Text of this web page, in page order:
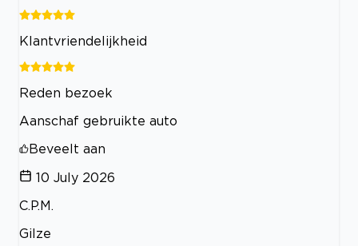
Klantvriendelijkheid
Reden bezoek
Aanschaf gebruikte auto
Beveelt aan
10 July 2026
C.P.M.
Gilze